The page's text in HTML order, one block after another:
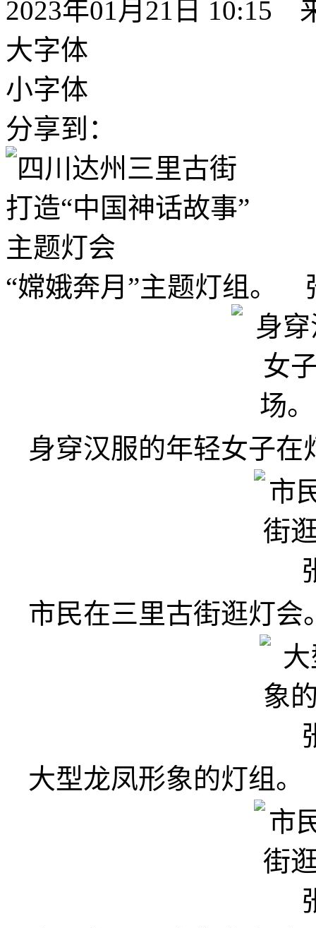
2023年01月21日 10:15
大字体
小字体
分享到：
“嫦娥奔月”主题灯组。
身穿汉服的年轻女子
市民在三里古街逛灯
大型龙凤形象的灯组